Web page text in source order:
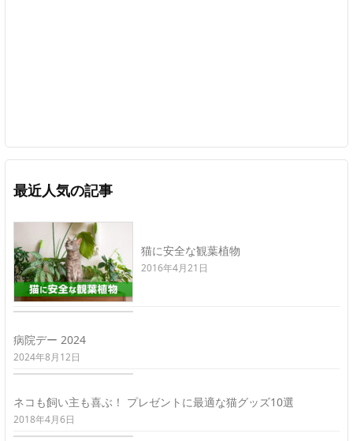
最近人気の記事
猫に安全な観葉植物
2016年4月21日
病院デー 2024
2024年8月12日
ネコも飼い主も喜ぶ！ プレゼントに最適な猫グッズ10選
2018年4月6日